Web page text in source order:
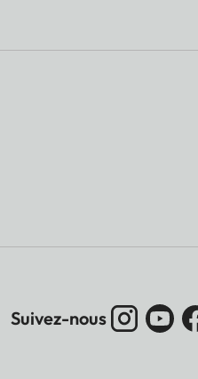
Suivez-nous